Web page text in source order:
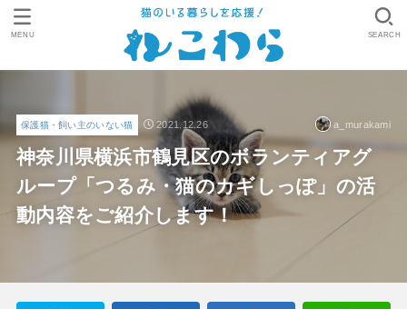
SEARCH
MENU
保護猫・飼い主のいない猫 2021.12.26 a_murakami
神奈川県横浜市鶴見区のボランティアグ
ループ「つるみ・猫のカギしっぽ」の活
動内容をご紹介します！